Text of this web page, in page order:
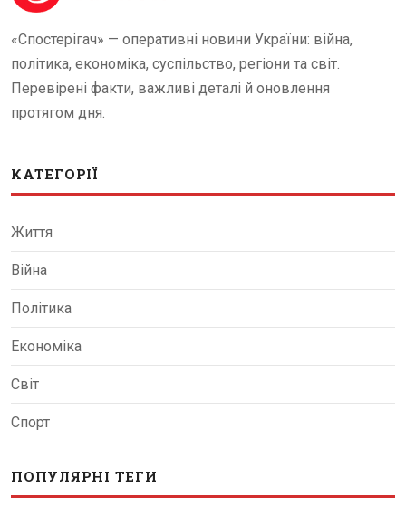
«Спостерігач» — оперативні новини України: війна,
політика, економіка, суспільство, регіони та світ.
Перевірені факти, важливі деталі й оновлення
протягом дня.
КАТЕГОРІЇ
Життя
Війна
Політика
Економіка
Світ
Спорт
ПОПУЛЯРНІ ТЕГИ